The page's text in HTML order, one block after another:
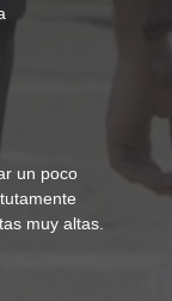
un poco
muy altas.